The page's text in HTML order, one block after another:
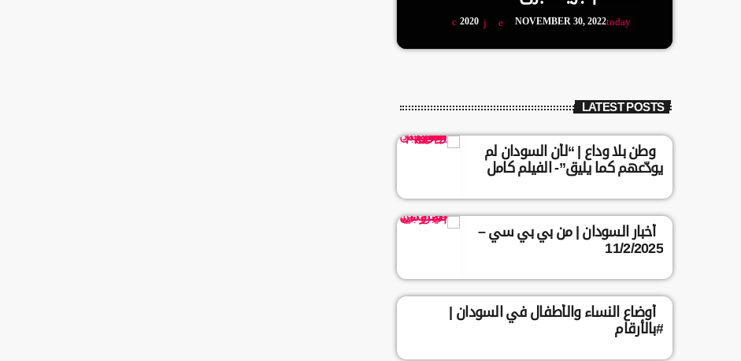
today
NOVEMBER 30, 2022
2020
LATEST POSTS
وطن بلا وداع | “لأن السودان لم
يودّعهم كما يليق”- الفيلم كامل
أخبار السودان | من بي بي سي –
11/2/2025
أوضاع النساء والأطفال في السودان |
#بالأرقام